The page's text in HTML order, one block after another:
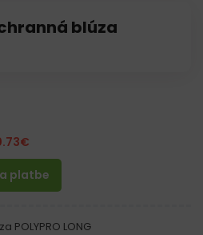
blúza
€
platbe
LONG